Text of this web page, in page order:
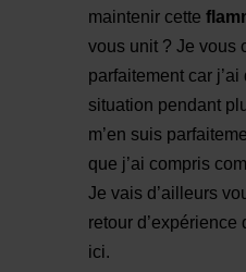
maintenir cette
vous unit ? Je vous
parfaitement car
situation pendant
m’en suis
que j’ai compris
Je vais d’ailleurs
retour
ici.